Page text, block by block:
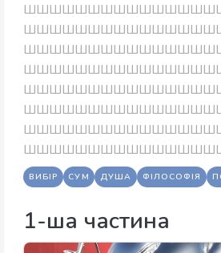
ВИБІР СУМ ДУША ФІЛОСОФІЯ
1-ша частина